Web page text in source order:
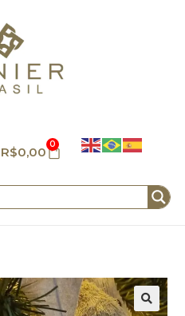
R$0,00 0